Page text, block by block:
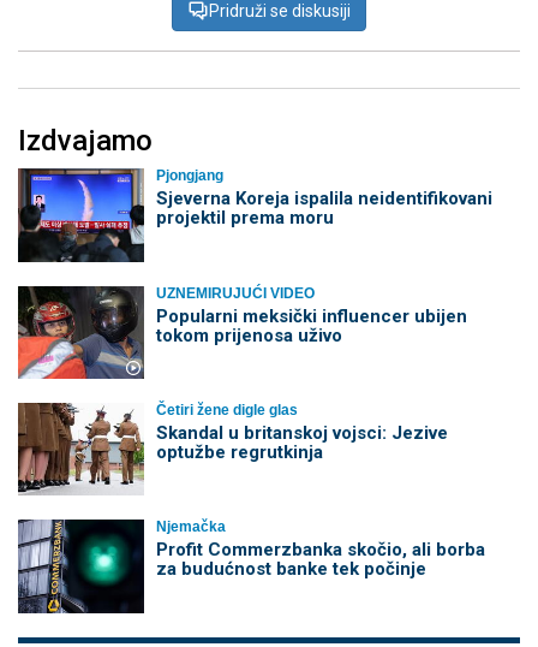
Pridruži se diskusiji
Izdvajamo
Pjongjang
Sjeverna Koreja ispalila neidentifikovani
projektil prema moru
UZNEMIRUJUĆI VIDEO
Popularni meksički influencer ubijen
tokom prijenosa uživo
Četiri žene digle glas
Skandal u britanskoj vojsci: Jezive
optužbe regrutkinja
Njemačka
Profit Commerzbanka skočio, ali borba
za budućnost banke tek počinje